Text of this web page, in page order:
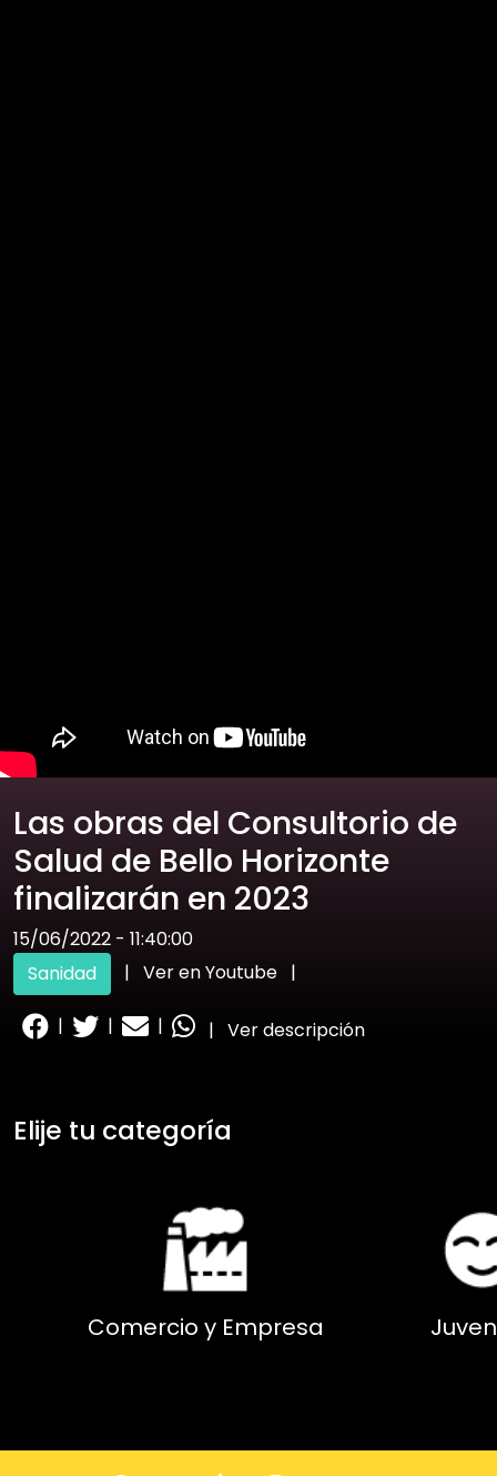
Las obras del Consultorio de
Salud de Bello Horizonte
finalizarán en 2023
15/06/2022 - 11:40:00
Sanidad
| Ver en Youtube |
| | | | Ver descripción
Elije tu categoría
Comercio y Empresa